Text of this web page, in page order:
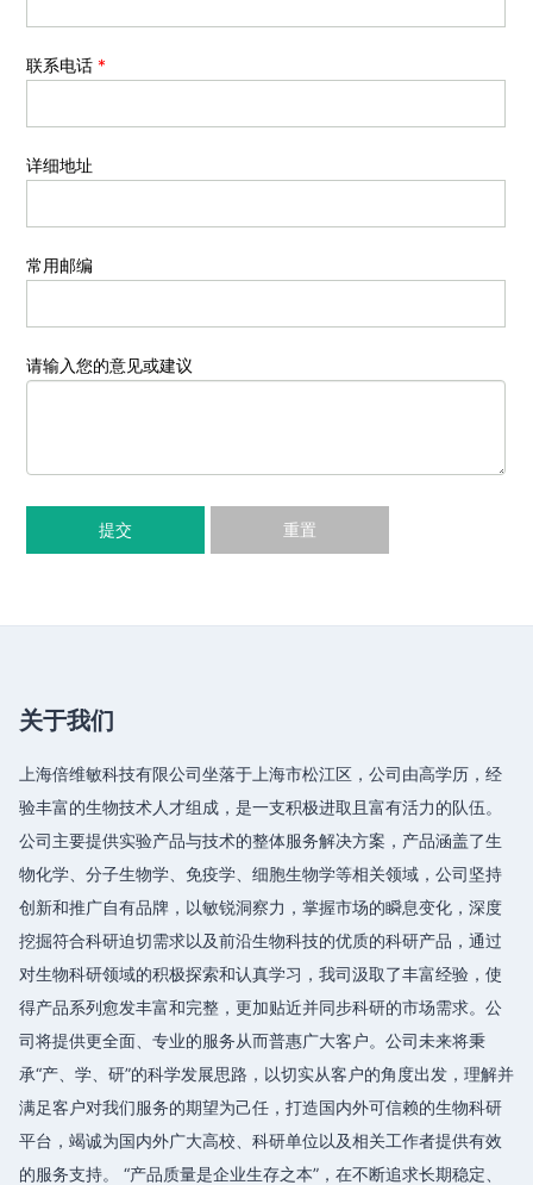
联系电话 *
详细地址
常用邮编
请输入您的意见或建议
提交 重置
关于我们
上海倍维敏科技有限公司坐落于上海市松江区，公司由高学历，经
验丰富的生物技术人才组成，是一支积极进取且富有活力的队伍。
公司主要提供实验产品与技术的整体服务解决方案，产品涵盖了生
物化学、分子生物学、免疫学、细胞生物学等相关领域，公司坚持
创新和推广自有品牌，以敏锐洞察力，掌握市场的瞬息变化，深度
挖掘符合科研迫切需求以及前沿生物科技的优质的科研产品，通过
对生物科研领域的积极探索和认真学习，我司汲取了丰富经验，使
得产品系列愈发丰富和完整，更加贴近并同步科研的市场需求。公
司将提供更全面、专业的服务从而普惠广大客户。公司未来将秉
承“产、学、研”的科学发展思路，以切实从客户的角度出发，理解并
满足客户对我们服务的期望为己任，打造国内外可信赖的生物科研
平台，竭诚为国内外广大高校、科研单位以及相关工作者提供有效
的服务支持。 “产品质量是企业生存之本”，在不断追求长期稳定、